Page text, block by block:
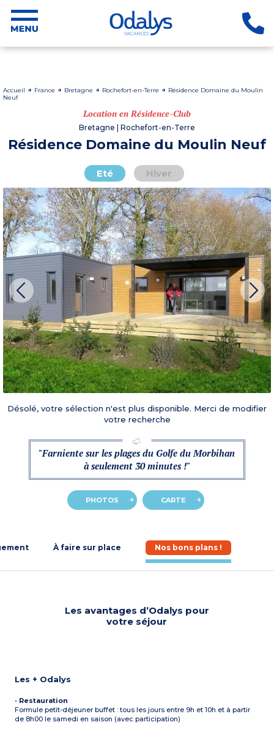
Accueil France Bretagne Rochefort-en-Terre
Résidence Domaine du Moulin
Neuf
Location en Résidence-Club
Bretagne | Rochefort-en-Terre
Résidence Domaine du Moulin Neuf
Eté Hiver
Désolé, votre sélection n'est plus disponible. Merci de modifier
votre recherche
"Farniente sur les plages du Golfe du Morbihan
à seulement 30 minutes !"
PHOTOS CARTE
À faire sur place Nos bons plans !
Les avantages d’Odalys pour
votre séjour
Les + Odalys
• Restauration
Formule petit-déjeuner buffet : tous les jours entre 9h et 10h et à partir
de 8h00 le samedi en saison (avec participation)